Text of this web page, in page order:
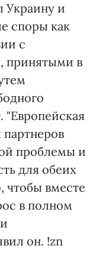
Украину и
споры как
с
принятыми в
"Европейская
проблемы и
для обеих
чтобы вместе
в полном
он. !zn